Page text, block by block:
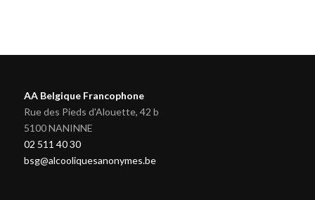
AA Belgique Francophone
Rue des Pieds d'Alouette, 42 b
5100 NANINNE
02 511 40 30
bsg@alcooliquesanonymes.be